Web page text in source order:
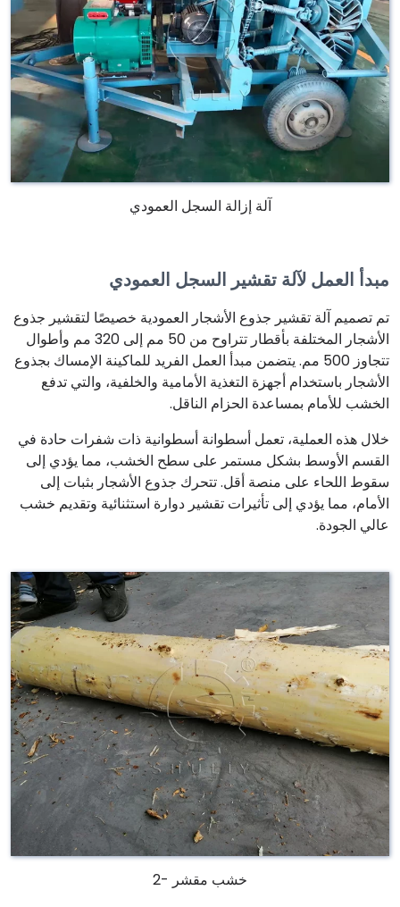
آلة إزالة السجل العمودي
مبدأ العمل لآلة تقشير السجل العمودي
تم تصميم آلة تقشير جذوع الأشجار العمودية خصيصًا لتقشير جذوع
الأشجار المختلفة بأقطار تتراوح من 50 مم إلى 320 مم وأطوال
تتجاوز 500 مم. يتضمن مبدأ العمل الفريد للماكينة الإمساك بجذوع
الأشجار باستخدام أجهزة التغذية الأمامية والخلفية، والتي تدفع
الخشب للأمام بمساعدة الحزام الناقل.
خلال هذه العملية، تعمل أسطوانة أسطوانية ذات شفرات حادة في
القسم الأوسط بشكل مستمر على سطح الخشب، مما يؤدي إلى
سقوط اللحاء على منصة أقل. تتحرك جذوع الأشجار بثبات إلى
الأمام، مما يؤدي إلى تأثيرات تقشير دوارة استثنائية وتقديم خشب
عالي الجودة.
خشب مقشر -2